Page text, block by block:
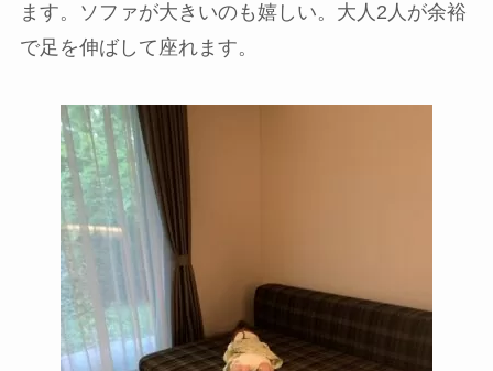
ます。ソファが大きいのも嬉しい。大人2人が余裕
で足を伸ばして座れます。